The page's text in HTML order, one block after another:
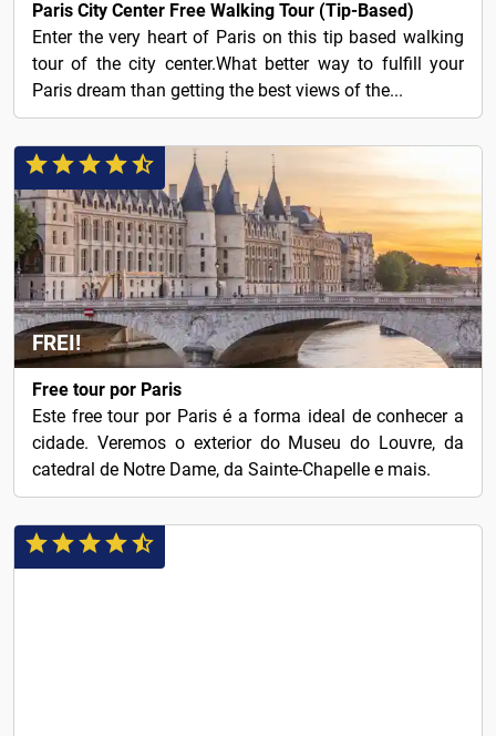
Paris City Center Free Walking Tour (Tip-Based)
Enter the very heart of Paris on this tip based walking
tour of the city center.What better way to fulfill your
Paris dream than getting the best views of the...
FREI!
Free tour por Paris
Este free tour por Paris é a forma ideal de conhecer a
cidade. Veremos o exterior do Museu do Louvre, da
catedral de Notre Dame, da Sainte-Chapelle e mais.